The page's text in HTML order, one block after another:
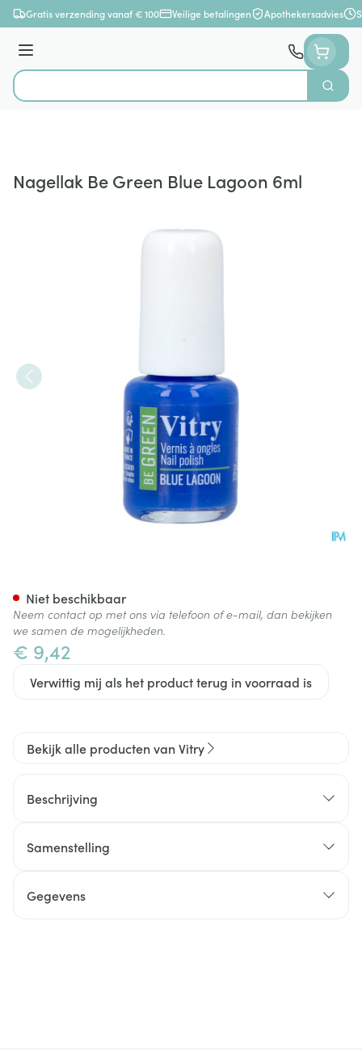
Ga naar de inhoud
Gratis verzending vanaf € 100 Veilige betalingen Apothekersadvies
Menu
Product, merk, categorie...
Zoek
Nagellak Be Green Blue Lagoon 6ml
€ 9,42
Verwittig mij als het product terug in voorraad is
Niet beschikbaar
Neem contact op met ons via telefoon of e-mail, dan bekijken
we samen de mogelijkheden.
Bekijk alle producten van Vitry
Beschrijving
Samenstelling
Gegevens